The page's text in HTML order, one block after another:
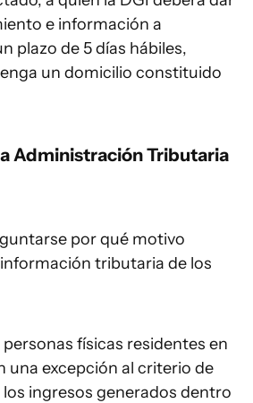
e información a
plazo de 5 días hábiles,
un domicilio constituido
Administración Tributaria
por qué motivo
tributaria de los
personas físicas residentes en
una excepción al criterio de
ingresos generados dentro